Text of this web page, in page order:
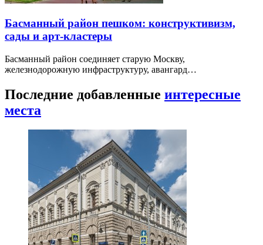
Басманный район пешком: конструктивизм,
сады и арт-кластеры
Басманный район соединяет старую Москву,
железнодорожную инфраструктуру, авангард…
Последние добавленные интересные
места